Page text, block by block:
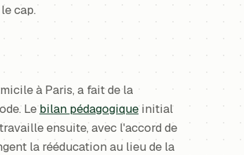
cap.
à Paris, a fait de la
Le bilan pédagogique initial
ensuite, avec l'accord de
la rééducation au lieu de la